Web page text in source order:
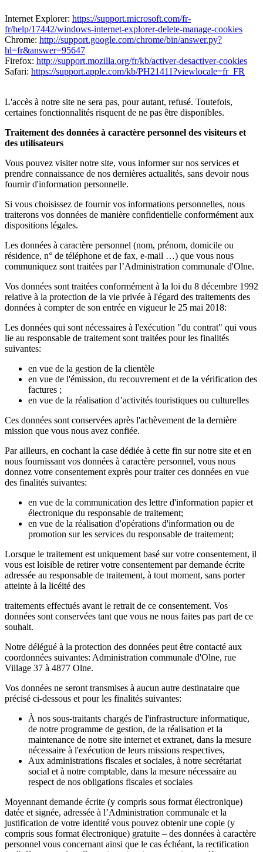
Internet Explorer: https://support.microsoft.com/fr-
fr/help/17442/windows-internet-explorer-delete-manage-cookies
Chrome: http://support.google.com/chrome/bin/answer.py?
hl=fr&answer=95647
Firefox: http://support.mozilla.org/fr/kb/activer-desactiver-cookies
Safari: https://support.apple.com/kb/PH21411?viewlocale=fr_FR
L'accès à notre site ne sera pas, pour autant, refusé. Toutefois,
certaines fonctionnalités risquent de ne pas être disponibles.
Traitement des données à caractère personnel des visiteurs et
des utilisateurs
Vous pouvez visiter notre site, vous informer sur nos services et
prendre connaissance de nos dernières actualités, sans devoir nous
fournir d'information personnelle.
Si vous choisissez de fournir vos informations personnelles, nous
traiterons vos données de manière confidentielle conformément aux
dispositions légales.
Les données à caractère personnel (nom, prénom, domicile ou
résidence, n° de téléphone et de fax, e-mail …) que vous nous
communiquez sont traitées par l’Administration communale d'Olne.
Vos données sont traitées conformément à la loi du 8 décembre 1992
relative à la protection de la vie privée à l'égard des traitements des
données à compter de son entrée en vigueur le 25 mai 2018:
Les données qui sont nécessaires à l'exécution "du contrat" qui vous
lie au responsable de traitement sont traitées pour les finalités
suivantes:
en vue de la gestion de la clientèle
en vue de l'émission, du recouvrement et de la vérification des
factures ;
en vue de la réalisation d’activités touristiques ou culturelles
Ces données sont conservées après l'achèvement de la dernière
mission que vous nous avez confiée.
Par ailleurs, en cochant la case dédiée à cette fin sur notre site et en
nous fournissant vos données à caractère personnel, vous nous
donnez votre consentement exprès pour traiter ces données en vue
des finalités suivantes:
en vue de la communication des lettre d'information papier et
électronique du responsable de traitement;
en vue de la réalisation d'opérations d'information ou de
promotion sur les services du responsable de traitement;
Lorsque le traitement est uniquement basé sur votre consentement, il
vous est loisible de retirer votre consentement par demande écrite
adressée au responsable de traitement, à tout moment, sans porter
atteinte à la licéité des
traitements effectués avant le retrait de ce consentement. Vos
données sont conservées tant que vous ne nous faites pas part de ce
souhait.
Notre délégué à la protection des données peut être contacté aux
coordonnées suivantes: Administration communale d'Olne, rue
Village 37 à 4877 Olne.
Vos données ne seront transmises à aucun autre destinataire que
précisé ci-dessous et pour les finalités suivantes:
À nos sous-traitants chargés de l'infrastructure informatique,
de notre programme de gestion, de la réalisation et la
maintenance de notre site internet et extranet, dans la mesure
nécessaire à l'exécution de leurs missions respectives,
Aux administrations fiscales et sociales, à notre secrétariat
social et à notre comptable, dans la mesure nécessaire au
respect de nos obligations fiscales et sociales
Moyennant demande écrite (y compris sous format électronique)
datée et signée, adressée à l’Administration communale et la
justification de votre identité vous pouvez obtenir une copie (y
compris sous format électronique) gratuite – des données à caractère
personnel vous concernant ainsi que le cas échéant, la rectification